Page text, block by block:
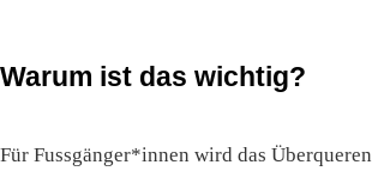
Warum ist das wichtig?
Für Fussgänger*innen wird das